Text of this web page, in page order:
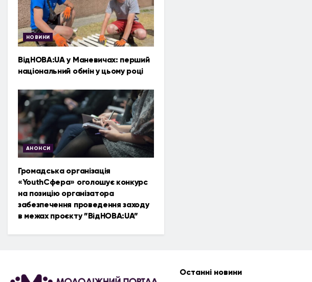
НОВИНИ
ВідНОВА:UA у Маневичах: перший
національний обмін у цьому році
АНОНСИ
Громадська організація
«YouthСфера» оголошує конкурс
на позицію організатора
забезпечення проведення заходу
в межах проєкту ”ВідНОВА:UA”
Останні новини